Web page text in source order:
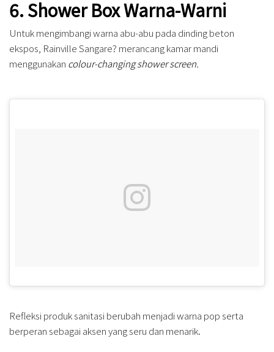
6. Shower Box Warna-Warni
Untuk mengimbangi warna abu-abu pada dinding beton
ekspos, Rainville Sangare? merancang kamar mandi
menggunakan colour-changing shower screen.
Refleksi produk sanitasi berubah menjadi warna pop serta
berperan sebagai aksen yang seru dan menarik.